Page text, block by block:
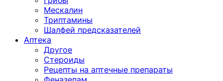
Мескалин
Триптамины
Шалфей предсказателей
Аптека
Другое
Стероиды
Рецепты на аптечные препараты